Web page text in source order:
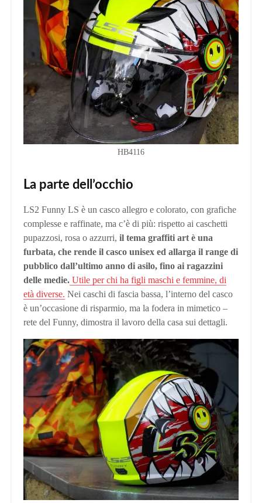
HB4116
La parte dell’occhio
LS2 Funny LS è un casco allegro e colorato, con grafiche
complesse e raffinate, ma c’è di più: rispetto ai caschetti
pupazzosi, rosa o azzurri, il tema graffiti art è una
furbata, che rende il casco unisex ed allarga il range di
pubblico dall’ultimo anno di asilo, fino ai ragazzini
delle medie. Utile per chi ha figli maschi e femmine, di
età diverse. Nei caschi di fascia bassa, l’interno del casco
è un’occasione di risparmio, ma la fodera in mimetico –
rete del Funny, dimostra il lavoro della casa sui dettagli.